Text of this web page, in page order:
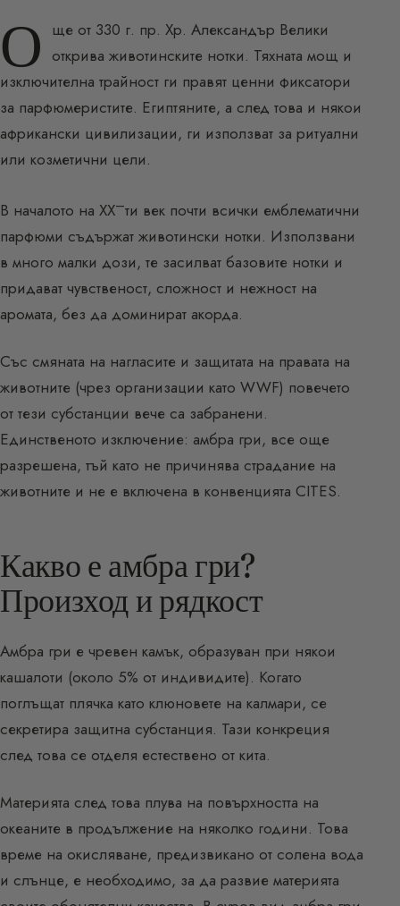
О ще от 330 г. пр. Хр. Александър Велики
открива животинските нотки. Тяхната мощ и
изключителна трайност ги правят ценни фиксатори
за парфюмеристите. Египтяните, а след това и някои
африкански цивилизации, ги използват за ритуални
или козметични цели.
В началото на XX–ти век почти всички емблематични
парфюми съдържат животински нотки. Използвани
в много малки дози, те засилват базовите нотки и
придават чувственост, сложност и нежност на
аромата, без да доминират акорда.
Със смяната на нагласите и защитата на правата на
животните (чрез организации като WWF) повечето
от тези субстанции вече са забранени.
Единственото изключение: амбра гри, все още
разрешена, тъй като не причинява страдание на
животните и не е включена в конвенцията CITES.
Какво е амбра гри?
Произход и рядкост
Амбра гри е чревен камък, образуван при някои
кашалоти (около 5% от индивидите). Когато
поглъщат плячка като клюновете на калмари, се
секретира защитна субстанция. Тази конкреция
след това се отделя естествено от кита.
Материята след това плува на повърхността на
океаните в продължение на няколко години. Това
време на окисляване, предизвикано от солена вода
и слънце, е необходимо, за да развие материята